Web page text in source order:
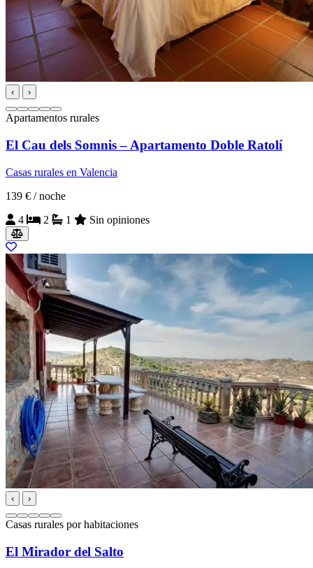
‹ ›
Apartamentos rurales
El Cau dels Somnis – Apartamento Doble Ratolí
Casas rurales en Valencia
139 € / noche
4
2 1 Sin opiniones
‹ ›
Casas rurales por habitaciones
El Mirador del Salto